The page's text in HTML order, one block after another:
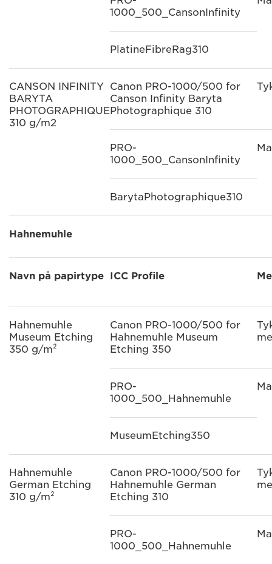
1000_500_CansonInfinity
PlatineFibreRag310
CANSON INFINITY
BARYTA
PHOTOGRAPHIQUE
310 g/m2
Canon PRO-1000/500 for
Canson Infinity Baryta
Photographique 310
PRO-
1000_500_CansonInfinity
BarytaPhotographique310
Hahnemuhle
Navn på papirtype ICC Profile
Hahnemuhle
Museum Etching
350 g/m²
Canon PRO-1000/500 for
Hahnemuhle Museum
Etching 350
PRO-
1000_500_Hahnemuhle
MuseumEtching350
Hahnemuhle
German Etching
310 g/m²
Canon PRO-1000/500 for
Hahnemuhle German
Etching 310
PRO-
1000_500_Hahnemuhle